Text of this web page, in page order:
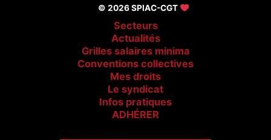
© 2026 SPIAC-CGT
Secteurs
Actualités
Grilles salaires minima
Conventions collectives
Mes droits
Le syndicat
Infos pratiques
ADHÉRER